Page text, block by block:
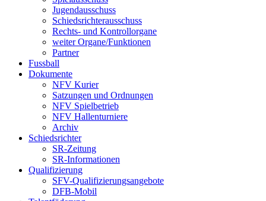
Jugendausschuss
Schiedsrichterausschuss
Rechts- und Kontrollorgane
weiter Organe/Funktionen
Partner
Fussball
Dokumente
NFV Kurier
Satzungen und Ordnungen
NFV Spielbetrieb
NFV Hallenturniere
Archiv
Schiedsrichter
SR-Zeitung
SR-Informationen
Qualifizierung
SFV-Qualifizierungsangebote
DFB-Mobil